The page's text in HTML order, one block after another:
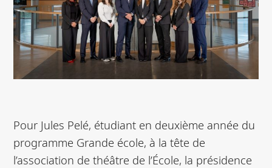
Pour Jules Pelé, étudiant en deuxième année du
programme Grande école, à la tête de
l’association de théâtre de l’École, la présidence